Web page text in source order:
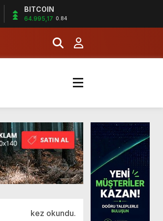
BITCOIN
64.995,17 0.84
kez okundu.